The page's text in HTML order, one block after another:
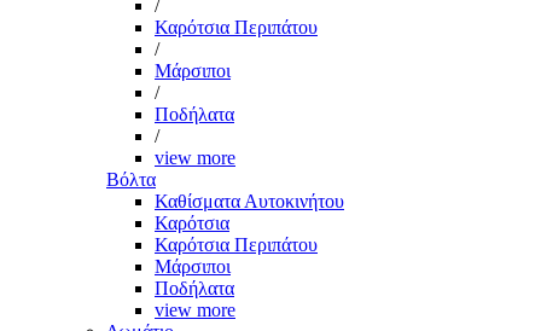
/
Καρότσια Περιπάτου
/
Μάρσιποι
/
Ποδήλατα
/
view more
Βόλτα
Καθίσματα Αυτοκινήτου
Καρότσια
Καρότσια Περιπάτου
Μάρσιποι
Ποδήλατα
view more